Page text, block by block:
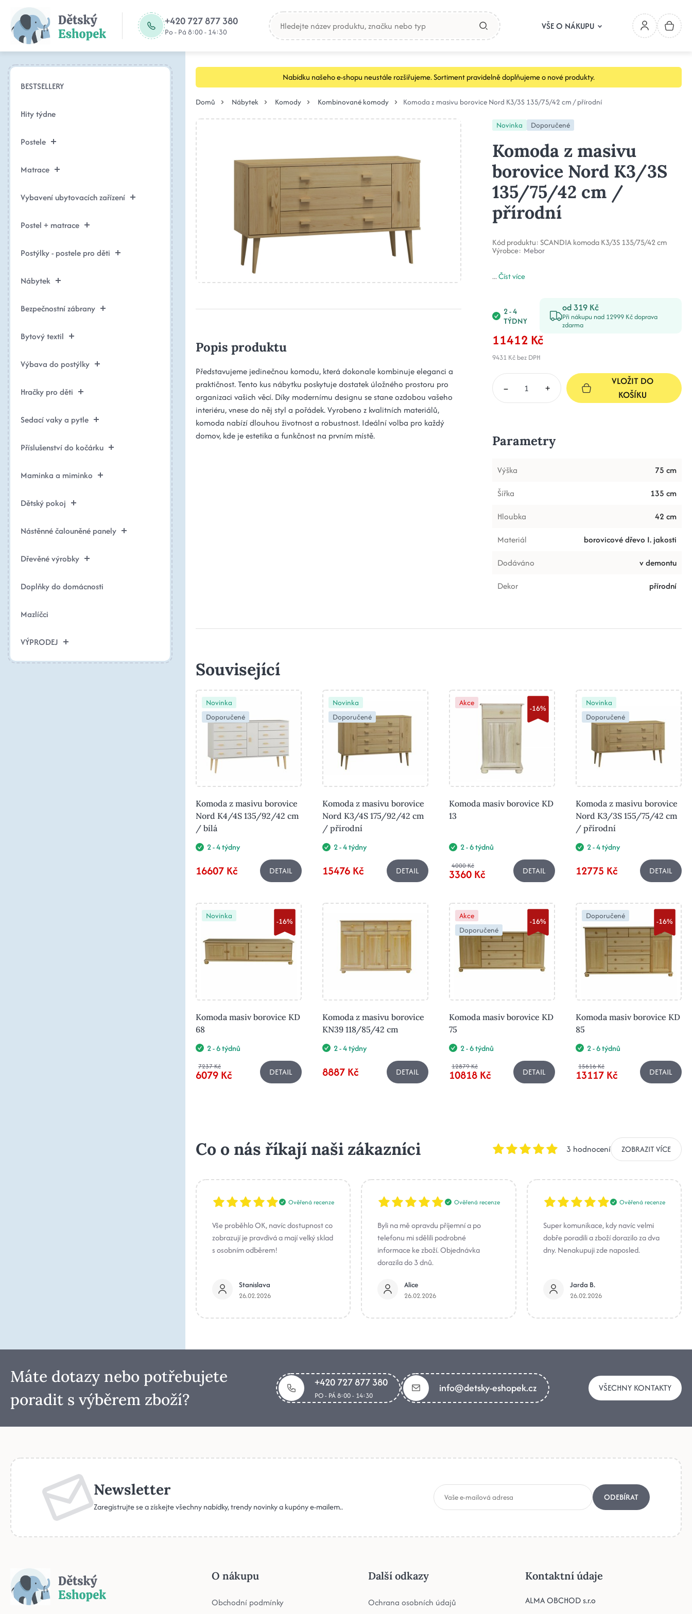
+420 727 877 380
Po - Pá 8:00 - 14:30
VŠE O NÁKUPU
BESTSELLERY
Hity týdne
Postele
Matrace
Vybavení ubytovacích zařízení
Postel + matrace
Postýlky - postele pro děti
Nábytek
Bezpečnostní zábrany
Bytový textil
Výbava do postýlky
Hračky pro děti
Sedací vaky a pytle
Příslušenství do kočárku
Maminka a miminko
Dětský pokoj
Nástěnné čalouněné panely
Dřevěné výrobky
Doplňky do domácnosti
Mazlíčci
VÝPRODEJ
Nabídku našeho e-shopu neustále rozšiřujeme. Sortiment pravidelně doplňujeme o nové produkty.
Domů Nábytek Komody Kombinované komody Komoda z masivu borovice Nord K3/3S 135/75/42 cm / přírodní
Popis produktu
Představujeme jedinečnou komodu, která dokonale kombinuje eleganci a
praktičnost. Tento kus nábytku poskytuje dostatek úložného prostoru pro
organizaci vašich věcí. Díky modernímu designu se stane ozdobou vašeho
interiéru, vnese do něj styl a pořádek. Vyrobeno z kvalitních materiálů,
komoda nabízí dlouhou životnost a robustnost. Ideální volba pro každý
domov, kde je estetika a funkčnost na prvním místě.
Novinka Doporučené
Komoda z masivu
borovice Nord K3/3S
135/75/42 cm /
přírodní
Kód produktu: SCANDIA komoda K3/3S 135/75/42 cm
Výrobce: Mebor
...Číst více
2 - 4
TÝDNY
od 319 Kč
Při nákupu nad 12999 Kč doprava
zdarma
11412 Kč
9431 Kčbez DPH
– +
VLOŽIT DO
KOŠÍKU
Parametry
Výška
75 cm
Šířka
135 cm
Hloubka
42 cm
Materiál
borovicové dřevo I. jakosti
Dodáváno
v demontu
Dekor
přírodní
Související
Novinka
Doporučené
Komoda z masivu borovice
Nord K4/4S 135/92/42 cm
/ bílá
2 - 4 týdny
16607 Kč DETAIL
Novinka
Doporučené
Komoda z masivu borovice
Nord K3/4S 175/92/42 cm
/ přírodní
2 - 4 týdny
15476 Kč DETAIL
Akce
-16%
Komoda masiv borovice KD
13
2 - 6 týdnů
4000 Kč
3360 Kč DETAIL
Novinka
Doporučené
Komoda z masivu borovice
Nord K3/3S 155/75/42 cm
/ přírodní
2 - 4 týdny
12775 Kč DETAIL
Novinka
-16%
Komoda masiv borovice KD
68
2 - 6 týdnů
7237 Kč
6079 Kč DETAIL
Komoda z masivu borovice
KN39 118/85/42 cm
2 - 4 týdny
8887 Kč DETAIL
Akce
Doporučené
-16%
Komoda masiv borovice KD
75
2 - 6 týdnů
12879 Kč
10818 Kč DETAIL
Doporučené
-16%
Komoda masiv borovice KD
85
2 - 6 týdnů
15616 Kč
13117 Kč DETAIL
Co o nás říkají naši zákazníci 3 hodnocení ZOBRAZIT VÍCE
Ověřená recenze
Vše proběhlo OK, navíc dostupnost co
zobrazují je pravdivá a mají velký sklad
s osobním odběrem!
Stanislava
26.02.2026
Ověřená recenze
Byli na mě opravdu příjemní a po
telefonu mi sdělili podrobné
informace ke zboží. Objednávka
dorazila do 3 dnů.
Alice
26.02.2026
Ověřená recenze
Super komunikace, kdy navíc velmi
dobře poradili a zboží dorazilo za dva
dny. Nenakupuji zde naposled.
Jarda B.
26.02.2026
Máte dotazy nebo potřebujete
poradit s výběrem zboží?
+420 727 877 380
PO - PÁ 8:00 - 14:30
info@detsky-eshopek.cz VŠECHNY KONTAKTY
Newsletter
Zaregistrujte se a získejte všechny nabídky, trendy novinky a kupóny e-mailem..
ODEBÍRAT
O nákupu
Obchodní podmínky
Další odkazy
Ochrana osobních údajů
Kontaktní údaje
ALMA OBCHOD s.r.o